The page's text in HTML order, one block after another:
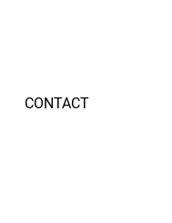
CONTACT